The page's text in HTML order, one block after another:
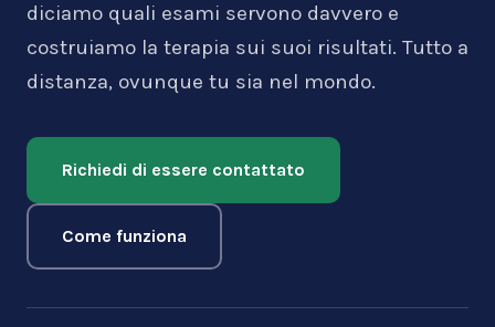
diciamo quali esami servono davvero e
costruiamo la terapia sui suoi risultati. Tutto a
distanza, ovunque tu sia nel mondo.
Richiedi di essere contattato
Come funziona